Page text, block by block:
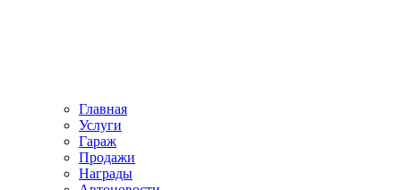
Главная
Услуги
Гараж
Продажи
Награды